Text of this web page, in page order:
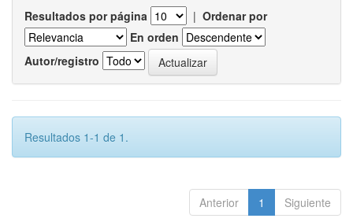
Resultados por página | Ordenar por
En orden
Autor/registro
Resultados 1-1 de 1.
Anterior 1 Siguiente